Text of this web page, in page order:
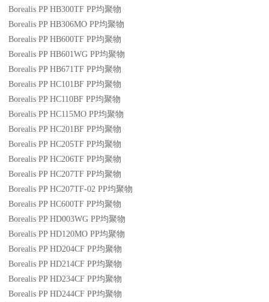
Borealis PP HB300TF PP均聚物
Borealis PP HB306MO PP均聚物
Borealis PP HB600TF PP均聚物
Borealis PP HB601WG PP均聚物
Borealis PP HB671TF PP均聚物
Borealis PP HC101BF PP均聚物
Borealis PP HC110BF PP均聚物
Borealis PP HC115MO PP均聚物
Borealis PP HC201BF PP均聚物
Borealis PP HC205TF PP均聚物
Borealis PP HC206TF PP均聚物
Borealis PP HC207TF PP均聚物
Borealis PP HC207TF-02 PP均聚物
Borealis PP HC600TF PP均聚物
Borealis PP HD003WG PP均聚物
Borealis PP HD120MO PP均聚物
Borealis PP HD204CF PP均聚物
Borealis PP HD214CF PP均聚物
Borealis PP HD234CF PP均聚物
Borealis PP HD244CF PP均聚物